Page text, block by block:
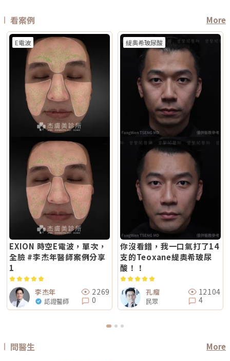
八歲者不建議未成年人接受此類治療，除非有醫療必要且經監護人與專業醫
雷射有什麼最大差別？Reepot 的能量作用以機械式震動為主，而非傳統以
熱破壞色素為核心的方式，因此對周邊組織較為溫和，修復期相對短。搭配
AI 智慧影像分析與低溫保護，可讓能量更集中在斑點本身，減少熱擴散造成
的紅腫或反黑風險。對於需要更加精準、可控的淺層色素改善者，是較新的
治療選擇。Q2：一次療程能看到效果嗎？需要做幾次比較理想？淺層曬
斑、雀斑在單次治療後多半能看到初步變化；但深層或混合型色素通常需要
多次治療，效果會以「循序淡化」的方式呈現。實際次數與間隔仍須依個人
膚況並由醫師評估調整。Q3：Reepot 是否有反黑風險？術後該注意什麼？
任何除斑型雷射都可能有反黑風險，但 Reepot 因熱傷害較低、加上冷卻系
統保護，發生率較低。術後的關鍵在於防曬和保濕，尤其治療後一週避免曝
曬、蒸氣、刺激性保養品。若依照術後指示照護，能大幅降低色素反應的機
會。Q4：敏感肌或薄皮膚適合做 Reepot 嗎？Reepot 的能量模式相對溫
和，加上冷卻保護，對敏感肌而言較為友善。但敏感肌的特性是屏障本身不
穩定，因此治療前仍需要專業檢視膚況，若正處於發炎、乾裂或紅敏期，建
議先穩定皮膚後再安排療程。Q5：做 Reepot 之後多久可以搭配其他醫美
療程？治療後皮膚需要時間恢復，因此若要搭配保濕導入、水光等溫和療
程，通常約 2～3 週即可視膚況安排；若是皮秒、飛梭、強效換膚或注射等
刺激性較高的項目，建議至少間隔 4 週再評估。適當的間隔能降低反黑與過
度刺激的風險，也讓後續療程效果更穩定。Q6：Reepot 的療程費用大約是
多少？Reepot 的價格會依照治療部位、所需的能量深度、是否搭配其他療
程以及整體規劃次數而有所差異。一般費用多落在一萬至三萬多元之間，但
實際金額仍需依個人斑點狀況與療程組合評估後才能確認。建議先安排諮
詢，由專業醫療人員確認膚況後提供最適合的治療方案與費用。Q7：
Reepot 術後的人工皮需要貼多久？Reepot 治療後會在局部覆蓋人工皮，
主要是保護剛治療的肌膚並協助屏障修復。人工皮不建議自行撕除，多數人
會在約兩週左右回診時，由醫療人員視膚況協助取下。人工皮脫落後，治療
部位的色素也會在這段期間逐漸代謝、變淡。斑點帶來的影響，往往不只是
外觀變化，更讓人感到氣色黯淡、不如以往。隨著醫美技術不斷推陳出新，
Reepot AI 時光雷射為色素治療帶來更精準、可控的方式，讓除斑不再停留
在效果難預測的時代。期望這篇文章能幫助你清楚掌握除斑方向與選擇，在
規劃療程時，也建議由專業醫師根據膚況量身評估，找到最適合、安全的改
善方式。★溫馨提醒★小編要提醒大家，醫療並非單純的商業交易，所有的
療程都伴隨著風險。因此，作為消費者應該謹慎選擇合適的醫療方案，以確
保安全與健康。
可以優先評估音波。 如果同時有鬆和垂：可以和醫師討論電音波搭配。這
也是為什麼現在很多醫師會用「複合式療程」來做規劃。不是每個人都只需
要一種療程，而是要看老化主要發生在哪一層，再決定適合電波、音波，還
是兩者搭配。電波音波可以一起打嗎？可以，但不是每個人都一定需要。電
波和音波作用原理不同，所以在醫師評估下，兩者確實可以搭配。常見做法
是用音波處理深層輪廓拉提，再用電波改善皮膚緊緻與膚質鬆弛，讓效果更
全面。不過，電音波不是「全部打越多越好」。發數、能量、施作順序、間
隔時間，都需要依照個人臉部條件設計。如果臉部脂肪偏少、皮膚偏薄、曾
做過其他療程，或是近期剛打過針劑，更要讓醫師完整評估，避免過度治
療。做電波音波前，要注意哪些事？第一，先判斷自己是哪一種老化問題在
選電波或音波前，先不要急著問「哪個比較好」，而是要先看自己的老化問
題屬於哪一種。臉部老化常見可分成四大類：組織鬆弛下垂、結構性凹陷、
皺紋形成、膚質老化。電波和音波主要處理的是「鬆弛與下垂」這一類問
題。電波偏向改善皮膚鬆弛、細紋與緊緻度；音波偏向改善輪廓下垂、嘴邊
肉與下顎線模糊。但如果是太陽穴凹陷、淚溝、臉頰凹陷這類結構性凹陷，
或是斑點、色素沉澱這類膚質問題，單靠電波或音波不一定能解決，需要搭
配其他療程評估。第二，不要只看價格，更要看療程規劃是否合理電波音波
的價格會受到儀器種類、探頭、發數、施作部位、能量設定與診所規劃影
響。價格便宜不一定不好，但如果只用價格做決定，很容易忽略真正重要的
事：這療程到底有沒有符合你的臉部狀況？同樣是音波，有人需要加強下顎
線，有人需要處理嘴邊肉；同樣是電波，有人重點在眼周細紋，有人重點在
臉頰鬆弛。規劃不同，效果自然也會不同。所以選療程時，不只要問「多少
錢」，也要問清楚：使用什麼儀器？施作哪些部位？大約發數或治療範圍怎
麼規劃？為什麼我的狀況適合這個療程？第三，確認儀器來源、探頭耗材與
施作人員電波音波屬於能量型醫美療程，安全性和儀器來源、探頭耗材、操
作經驗都有關。建議選擇前可以確認是否為合法原廠認證儀器、是否使用原
廠探頭或合規耗材，以及是否由合格專業醫療人員評估與操作。另外，醫師
的臉部解剖概念與美感判斷也很重要。因為電波音波不是「能量越強越
好」，而是要看你的皮膚厚度、脂肪量、鬆弛程度、臉型比例去調整。過度
治療不一定更漂亮，反而可能不自然或效果不如預期。第四，效果需要時
間，不要用術後當天判斷成敗電波和音波都是透過熱能刺激膠原蛋白反應，
不是做完當天就完成全部效果。部分人術後會先感覺皮膚變緊、輪廓比較
順，但真正的膠原蛋白新生與重組，通常需要數週到數月慢慢發生。所以做
完後不要急著用第一天的樣子判斷有沒有用，也不要因為短期內沒有巨大變
化就立刻否定療程。非侵入式拉提的特色通常是漸進、自然，而不是突然大
幅改變。第五，不要期待一次療程解決所有老化問題臉部老化不是只有皮膚
鬆而已，還可能包含膠原蛋白流失、脂肪位移、骨架支撐變弱、皮膚厚度改
變等不同層次的問題。電波可以改善皮膚緊緻度與膚質，音波可以幫助輪廓
拉提與深層支撐，但它們不一定能取代針劑、填充、雷射、手術或其他療
程。比較正確的觀念是：電波音波不是萬能療程，而是抗老規劃中的一部
分。真正適合你的方式，應該要根據你的老化程度、臉部條件、預算與期待
效果一起評估。電波音波常見問題 FAQQ1：電波跟音波哪個比較痛？不一
感。不過疼痛感會受到能量設定、施作部位、個人耐受度、儀器種類影響，
可能會有短暫泛紅、腫脹、痠感或觸痛，通常會逐漸緩解。實際狀況仍需依
容積式加熱 療程定位 膚質、細緻、緊緻並重 輪廓、拉提、緊實為主 適合族
冷卻技術 五階七段冷卻系統 分段噴灑冷媒 探頭 雅典娜探頭：臉部 宙斯探
頭：身體 愛神探頭：眼周 紫鑽探頭：臉/四肢 碧眼探頭：眼周 藍鑽探頭：
臉/四肢 黃金探頭：身體 疼痛感 多數定位為較舒適型 但仍因人而異 感受通
常較明顯，但依能量、部位與個人耐受度不同 常見效果感受 膚質變細、臉
部較緊 光澤提升 輪廓變緊、線條感改善 適合重點 想變精緻、自然、保養型
想加強緊緻、抗老、輪廓型 原理差異：單極、雙極到底是什麼？很多人看
到「單極」、「雙極」會覺得很難懂，其實可以用生活化的方式理解。單極
電波：像是把熱能傳遞到較深、較廣的範圍，主要作用於較深層皮膚組織
（以真皮層為主），常被用於緊緻與支撐感相關需求。鳳凰電波即屬於單極
射頻應用。雙極電波：則是將能量集中在兩個電極之間，作用範圍相對較
淺，較常被用於膚質細緻、表層改善等需求。無雙電波的特色，在於將單極
與雙極兩種模式結合於同一療程設計中。根據官方資料，DENSITY 可透過
不同射頻模式，將能量分別作用於深層與淺層皮膚。因此，兩者並不是「誰
比較高級」，而是設計邏輯不同。若主要需求為輪廓拉提與緊緻，單極射頻
為主的療程通常較符合需求；若希望同時兼顧膚質細緻與輕度緊緻，複合式
電波療程則可能更具彈性。效果差異：拉提感、緊緻感、膚質感不一樣1. 拉
提感如果你的主要困擾是「臉部鬆弛」、「下顎線不清楚」或「嘴邊肉變明
顯」，鳳凰電波通常是較常被討論的選項之一。其應用多與輪廓緊緻與鬆弛
改善相關，常見於臉部、眼周與身體的緊緻與平滑需求。2. 膚質感如果你的
問題不是明顯鬆弛，而是「皮膚看起來粗」、「毛孔明顯」、「妝感不服
貼」或整體氣色較疲累，無雙電波的複合式能量設計相對較符合這類需求。
除了緊緻效果外，也常被用於膚質細緻與整體質感提升，因此常被市場定位
為入門型抗老或精緻型電波療程。3. 自然度兩者都屬於非侵入式療程，因此
通常不會像手術或填充療程一樣產生立即的結構性改變，效果多半呈現為漸
進式、自然型。常見的效果訴求差異在於：鳳凰電波多偏向輪廓線條與緊緻
感的提升；無雙電波則較偏向整體膚質細緻、緊實與光澤感的改善。哪一種
比較痛？無雙電波真的比較不痛嗎？疼痛感是很多人選療程時最在意的問
題。以療程設計來看，鳳凰電波因為以單極射頻為主，能量感通常會比較明
顯。部分人會形容為熱、刺、酸、脹，尤其在骨感較明顯或皮膚較薄的位
置，感受可能更強。無雙電波則因為設計上有SAC智能冷卻系統與RIC即時
阻抗偵測補償系統等設計，因此為舒適度較高的電波療程。但這裡要講清
楚：不痛不代表完全沒感覺，舒適也不代表每個人都一樣。疼痛感會受到很
多因素影響，包括： 個人耐痛程度 施作部位 能量設定 是否敷麻 醫師手法
皮膚厚薄與骨感程度 當天身體狀態所以比較精準的說法是：無雙電波通常
被定位為舒適度較佳；鳳凰電波能量感通常較明顯。但實際感受仍需依個人
狀況而定。常見迷思一：鳳凰電波一定比無雙電波強嗎？不一定。「強」要
看你指的是哪一種強。如果說的是深層拉提、輪廓緊緻，鳳凰電波確實是經
典代表。但如果是膚質、細緻度、毛孔與整體保養感，無雙電波可能更符合
期待。這就像健身一樣，重訓和瑜伽都能讓身體變好，但目標不同。你想練
程，不是找「最紅的」，而是找「最符合目前需求的」。常見迷思二：電波
做完會立刻小臉嗎？很多人期待電波做完臉馬上小一圈，但這個期待需要調
刺激皮膚組織緊緻與膠原重塑，因此效果通常是逐步變化。有些人做完會覺
得臉比較緊、線條比較順，但真正的膠原變化通常需要時間。Thermage 官
https://www.instagram.com/drdeungskinclinic/張英睿皮膚專科診所地
址：新北市板橋區文化路一段118號電話：(02)-2250-6065LINE：
@xat.0000195926.1nzhttps://page.line.me/xat.0000195926.1nz?
openQrModal=true
看案例 More
E電波
EXION 時空E電波，單次，
全臉 #李杰年醫師案例分享
1
李杰年
認證醫師
2269
0
緹奧希玻尿酸
你沒看錯，我一口氣打了14
支的Teoxane緹奧希玻尿
酸！！
孔瘤
民眾
12104
4
問醫生 More